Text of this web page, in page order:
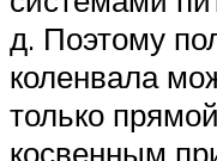
д. Поэтому
коленвала
только
косвенным